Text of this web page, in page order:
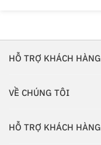
HỖ TRỢ KHÁCH HÀNG
VỀ CHÚNG TÔI
HỖ TRỢ KHÁCH HÀNG